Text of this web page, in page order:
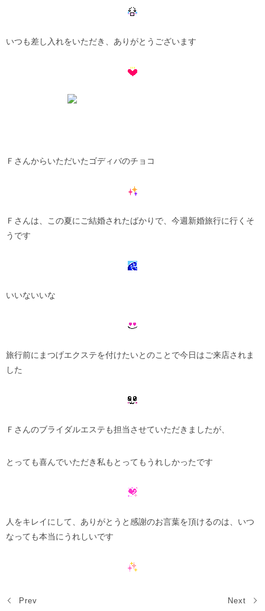
いつも差し入れをいただき、ありがとうございます
Ｆさんからいただいたゴディバのチョコ
Ｆさんは、この夏にご結婚されたばかりで、今週新婚旅行に行くそ
うです
いいないいな
旅行前にまつげエクステを付けたいとのことで今日はご来店されま
した
Ｆさんのブライダルエステも担当させていただきましたが、
とっても喜んでいただき私もとってもうれしかったです
人をキレイにして、ありがとうと感謝のお言葉を頂けるのは、いつ
なっても本当にうれしいです
Prev Next